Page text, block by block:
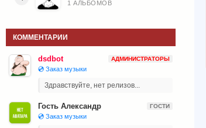
1 АЛЬБОМОВ
КОММЕНТАРИИ
dsdbot АДМИНИСТРАТОРЫ
💿 Заказ музыки
Здравствуйте, нет релизов...
Гость Александр ГОСТИ
💿 Заказ музыки